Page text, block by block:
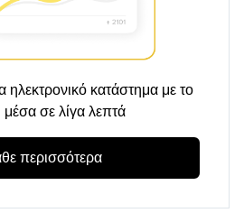
ηλεκτρονικό κατάστημα με το
σε λίγα λεπτά
περισσότερα